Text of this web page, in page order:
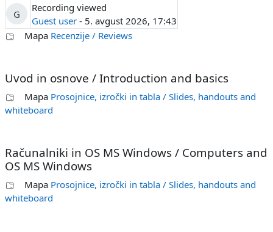
G
Recording viewed
Guest user - 5. avgust 2026, 17:43
Mapa Recenzije / Reviews
Uvod in osnove / Introduction and basics
Mapa Prosojnice, izročki in tabla / Slides, handouts and
whiteboard
Računalniki in OS MS Windows / Computers and
OS MS Windows
Mapa Prosojnice, izročki in tabla / Slides, handouts and
whiteboard